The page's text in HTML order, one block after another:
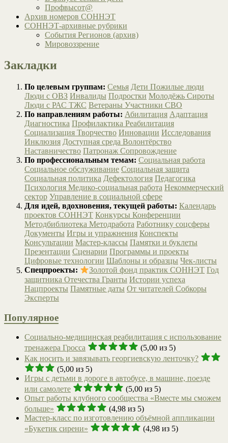
Профвысот@
Архив номеров СОННЭТ
СОННЭТ-архивные рубрики
События Регионов (архив)
Мировоззрение
Закладки
По целевым группам: Семья Дети Пожилые люди
Люди с ОВЗ Инвалиды Подростки Молодёжь Сироты
Люди с РАС ТЖС Ветераны Участники СВО
По направлениям работы: Абилитация Адаптация
Диагностика Профилактика Реабилитация
Социализация Творчество Инновации Исследования
Инклюзия Доступная среда Волонтёрство
Наставничество Патронаж Сопровождение
По профессиональным темам: Социальная работа
Социальное обслуживание Социальная защита
Социальная политика Дефектология Педагогика
Психология Медико-социальная работа Некоммерческий
сектор Управление в социальной сфере
Для идей, вдохновения, текущей работы: Календарь
проектов СОННЭТ Конкурсы Конференции
Методбиблиотека Методработа Работнику соцсферы
Документы Игры и упражнения Конспекты
Консультации Мастер-классы Памятки и буклеты
Презентации Сценарии Программы и проекты
Цифровые технологии Шаблоны и образцы Чек-листы
Спецпроекты:
Золотой фонд практик СОННЭТ Год
защитника Отечества Гранты Истории успеха
Нацпроекты Памятные даты От читателей Собкоры
Эксперты
Популярное
Социально-медицинская реабилитация с использование
тренажера Гросса
(5,00 из 5)
Как носить и завязывать георгиевскую ленточку?
(5,00 из 5)
Игры с детьми в дороге в автобусе, в машине, поезде
или самолете
(5,00 из 5)
Опыт работы клубного сообщества «Вместе мы сможем
больше»
(4,98 из 5)
Мастер-класс по изготовлению объёмной аппликации
«Букетик сирени»
(4,98 из 5)